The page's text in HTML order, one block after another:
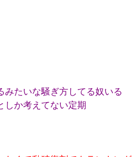
みたいな騒ぎ方してる奴いる
しか考えてない定期